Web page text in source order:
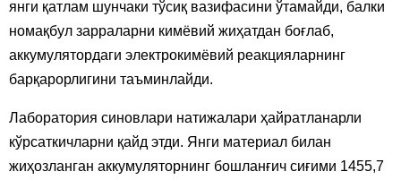
янги қатлам шунчаки тўсиқ вазифасини ўтамайди, балки
номақбул зарраларни кимёвий жиҳатдан боғлаб,
аккумулятордаги электрокимёвий реакцияларнинг
барқарорлигини таъминлайди.
Лаборатория синовлари натижалари ҳайратланарли
кўрсаткичларни қайд этди. Янги материал билан
жиҳозланган аккумуляторнинг бошланғич сиғими 1455,7